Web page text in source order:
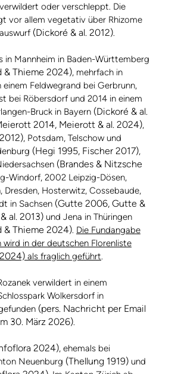
oder verschleppt. Die
vor allem vegetativ über Rhizome
(Dickoré & al. 2012).
in Mannheim in Baden-Württemberg
& Thieme 2024), mehrfach in
einem Feldwegrand bei Gerbrunn,
bei Röbersdorf und 2014 in einem
Bruck in Bayern (Dickoré & al.
2014, Meierott & al. 2024),
, Potsdam, Telschow und
(Hegi 1995, Fischer 2017),
(Brandes & Nitzsche
Windorf, 2002 Leipzig-Dösen,
Dresden, Hosterwitz, Cossebaude,
in Sachsen (Gutte 2006, Gutte &
al. 2013) und Jena in Thüringen
& Thieme 2024). Die Fundangabe
wird in der deutschen Florenliste
als fraglich geführt.
verwildert in einem
Wolkersdorf in
(pers. Nachricht per Email
30. März 2026).
2024), ehemals bei
Neuenburg (Thellung 1919) und